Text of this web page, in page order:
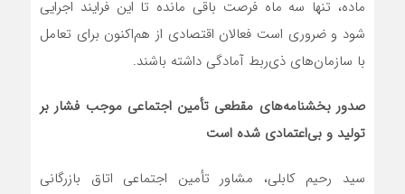
ماده، تنها سه ماه فرصت باقی مانده تا این فرایند اجرایی
شود و ضروری است فعالان اقتصادی از هم‌اکنون برای تعامل
با سازمان‌های ذی‌ربط آمادگی داشته باشند.
صدور بخشنامه‌های مقطعی تأمین اجتماعی موجب فشار بر
تولید و بی‌اعتمادی شده است
سید رحیم کابلی، مشاور تأمین اجتماعی اتاق بازرگانی